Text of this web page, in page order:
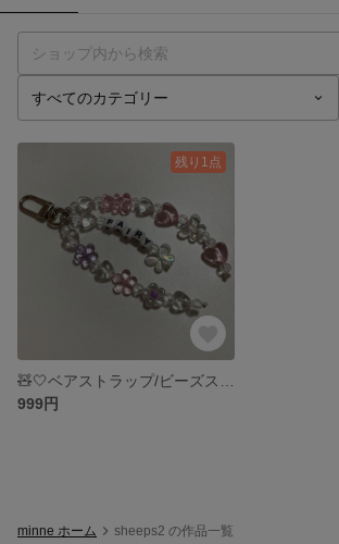
残り1点
999円
minne ホーム sheeps2 の作品一覧